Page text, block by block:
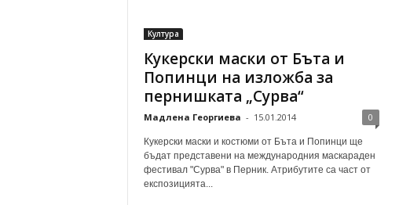
Култура
Кукерски маски от Бъта и
Попинци на изложба за
пернишката „Сурва“
Мадлена Георгиева - 15.01.2014 0
Кукерски маски и костюми от Бъта и Попинци ще
бъдат представени на международния маскараден
фестивал "Сурва" в Перник. Атрибутите са част от
експозицията...